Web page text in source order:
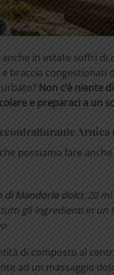
anche in estate soffri
braccia
Non c’è niente
e preparaci a un
Arnica
possiamo fare
di Mandorle dolci, 20
gli ingredienti in un
di composto al
ad un massaggio